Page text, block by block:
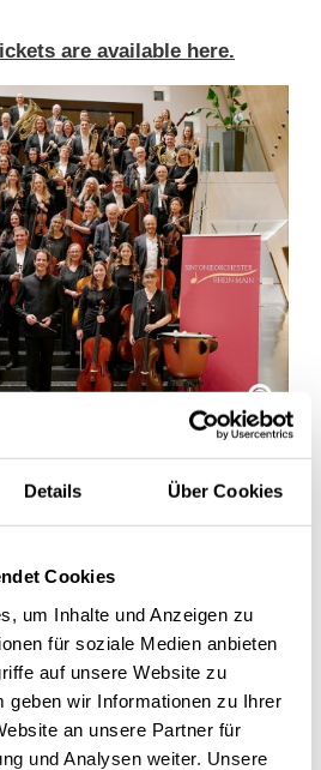
Details Über Cookies
Cookies
um Inhalte und Anzeigen zu
für soziale Medien anbieten
auf unsere Website zu
geben wir Informationen zu Ihrer
an unsere Partner für
und Analysen weiter. Unsere
are available here.
& DOWNLOADS